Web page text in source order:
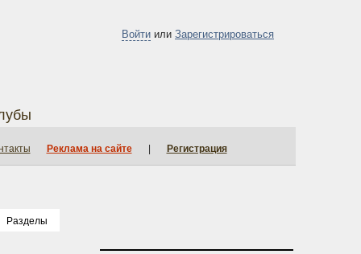
Войти или Зарегистрироваться
Реклама на сайте Регистрация
Разделы